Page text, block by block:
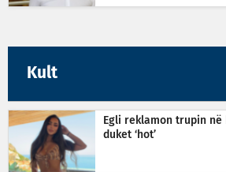
Kult
Egli reklamon trupin në
duket ‘hot’